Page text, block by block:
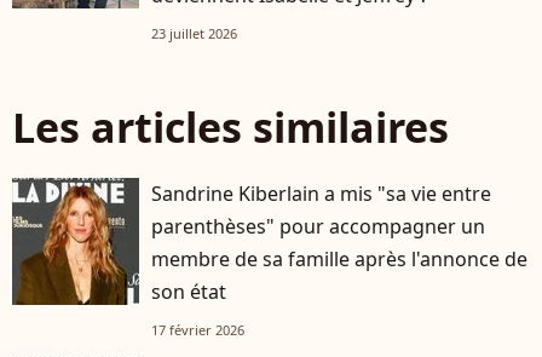
23 juillet 2026
Les articles similaires
Sandrine Kiberlain a mis "sa vie entre
parenthèses" pour accompagner un
membre de sa famille après l'annonce de
son état
17 février 2026